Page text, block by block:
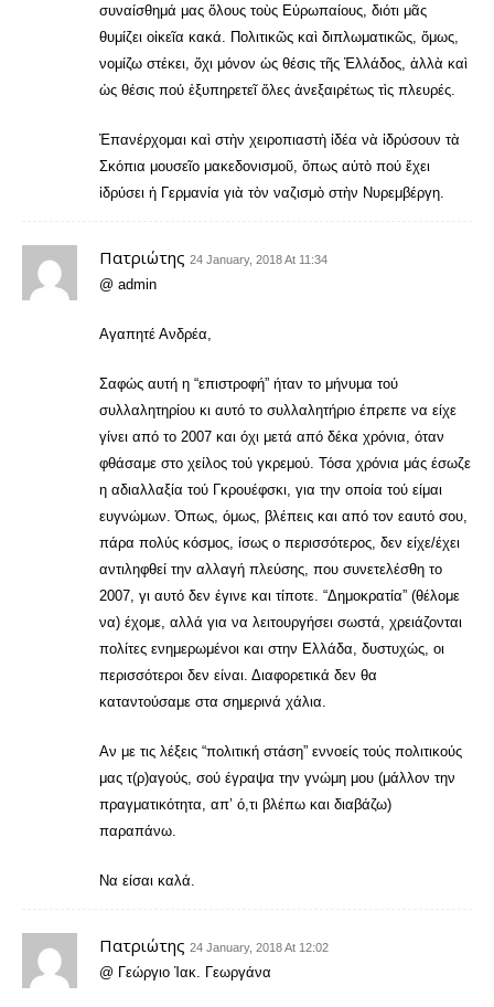
συναίσθημά μας ὅλους τοὺς Εὐρωπαίους, διότι μᾶς
θυμίζει οἰκεῖα κακά. Πολιτικῶς καὶ διπλωματικῶς, ὅμως,
νομίζω στέκει, ὄχι μόνον ὡς θέσις τῆς Ἑλλάδος, ἀλλὰ καὶ
ὡς θέσις πού ἐξυπηρετεῖ ὅλες ἀνεξαιρέτως τὶς πλευρές.
Ἐπανέρχομαι καὶ στὴν χειροπιαστὴ ἰδέα νὰ ἰδρύσουν τὰ
Σκόπια μουσεῖο μακεδονισμοῦ, ὅπως αὐτὸ πού ἔχει
ἱδρύσει ἡ Γερμανία γιὰ τὸν ναζισμὸ στὴν Νυρεμβέργη.
Πατριώτης 24 January, 2018 At 11:34
@ admin
Αγαπητέ Ανδρέα,
Σαφώς αυτή η “επιστροφή” ήταν το μήνυμα τού
συλλαλητηρίου κι αυτό το συλλαλητήριο έπρεπε να είχε
γίνει από το 2007 και όχι μετά από δέκα χρόνια, όταν
φθάσαμε στο χείλος τού γκρεμού. Τόσα χρόνια μάς έσωζε
η αδιαλλαξία τού Γκρουέφσκι, για την οποία τού είμαι
ευγνώμων. Όπως, όμως, βλέπεις και από τον εαυτό σου,
πάρα πολύς κόσμος, ίσως ο περισσότερος, δεν είχε/έχει
αντιληφθεί την αλλαγή πλεύσης, που συνετελέσθη το
2007, γι αυτό δεν έγινε και τίποτε. “Δημοκρατία” (θέλομε
να) έχομε, αλλά για να λειτουργήσει σωστά, χρειάζονται
πολίτες ενημερωμένοι και στην Ελλάδα, δυστυχώς, οι
περισσότεροι δεν είναι. Διαφορετικά δεν θα
καταντούσαμε στα σημερινά χάλια.
Αν με τις λέξεις “πολιτική στάση” εννοείς τούς πολιτικούς
μας τ(ρ)αγούς, σού έγραψα την γνώμη μου (μάλλον την
πραγματικότητα, απ’ ό,τι βλέπω και διαβάζω)
παραπάνω.
Να είσαι καλά.
Πατριώτης 24 January, 2018 At 12:02
@ Γεώργιο Ἰακ. Γεωργάνα